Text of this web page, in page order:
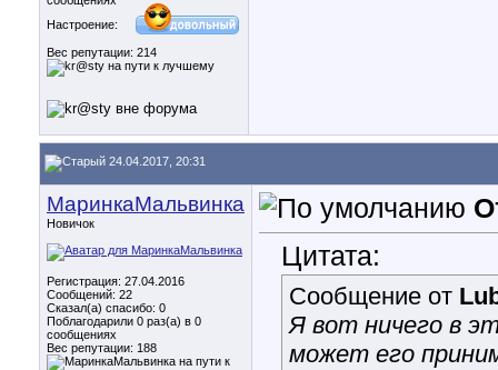
Настроение:
Вес репутации: 214
24.04.2017, 20:31
МаринкаМальвинка
Новичок
Регистрация: 27.04.2016
Сообщений: 22
Сказал(а) спасибо: 0
Поблагодарили 0 раз(а) в 0
сообщениях
Вес репутации: 188
Цитата:
Сообщение от
Я вот ничего в
может его